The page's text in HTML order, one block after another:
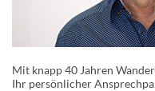
Mit knapp 40 Jahren
Ihr persönlicher